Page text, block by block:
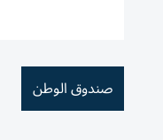
صندوق الوطن